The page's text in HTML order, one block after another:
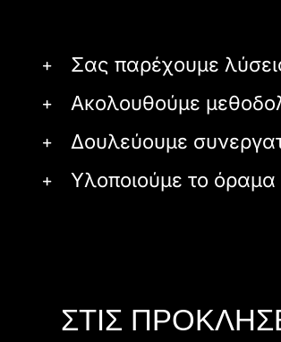
Σας παρέχουμε
Ακολουθούμε
Δουλεύουμε
Υλοποιούμε το
ΣΤΙΣ